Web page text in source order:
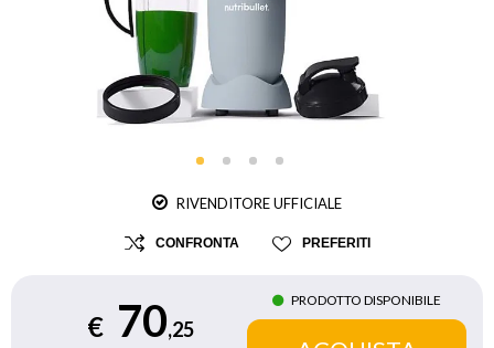
RIVENDITORE UFFICIALE
CONFRONTA PREFERITI
€ 70,25
PRODOTTO DISPONIBILE